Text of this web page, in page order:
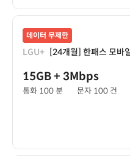
데이터 무제한
LGU+ [24개월] 한패스 모바
15GB+ 3Mbps
통화 100 분 문자 100 건